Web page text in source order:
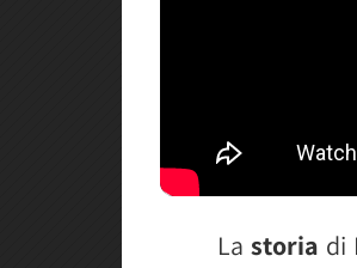
La storia di